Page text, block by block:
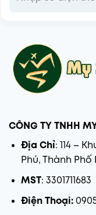
CÔNG TY TNHH
Địa Chỉ: 114 –
Phú, Thành Phố
MST: 3301711683
Điện Thoại: